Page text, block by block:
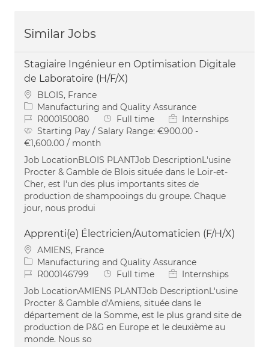
Similar Jobs
Stagiaire Ingénieur en Optimisation Digitale
de Laboratoire (H/F/X)
Location
BLOIS, France
Category
Manufacturing and Quality Assurance
Job IdR000150080 Job Type
Full time
Internships
Starting Pay / Salary Range: €900.00 -
€1,600.00 / month
Job LocationBLOIS PLANTJob DescriptionL'usine
Procter & Gamble de Blois située dans le Loir-et-
Cher, est l'un des plus importants sites de
production de shampooings du groupe. Chaque
jour, nous produi
Apprenti(e) Électricien/Automaticien (F/H/X)
Location
AMIENS, France
Category
Manufacturing and Quality Assurance
Job IdR000146799 Job Type
Full time
Internships
Job LocationAMIENS PLANTJob DescriptionL'usine
Procter & Gamble d'Amiens, située dans le
département de la Somme, est le plus grand site de
production de P&G en Europe et le deuxième au
monde. Nous so